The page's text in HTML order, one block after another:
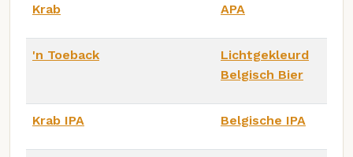
Krab APA
'n Toeback
Lichtgekleurd
Belgisch Bier
Krab IPA Belgische IPA